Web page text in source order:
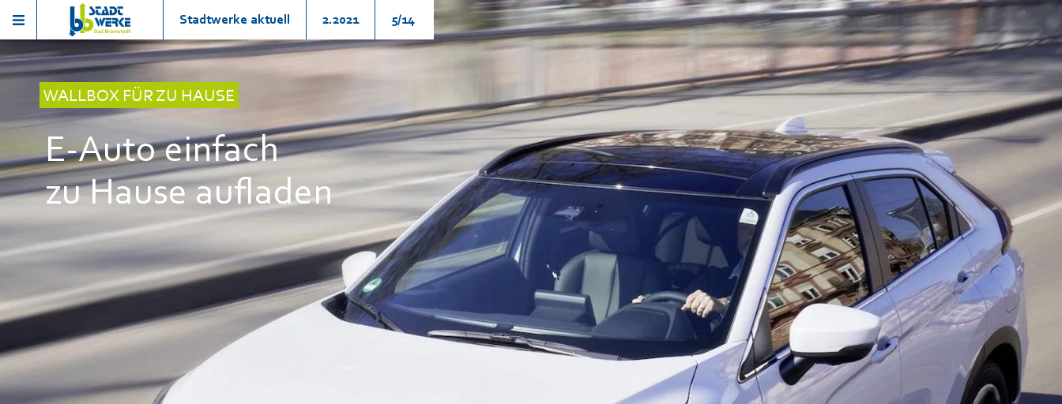
Stadtwerke aktuell 2.2021 5/14
WALLBOX FÜR ZU HAUSE
E-Auto einfach
zu Hause aufladen